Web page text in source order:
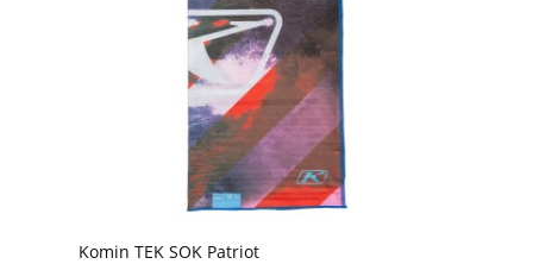
Komin TEK SOK Patriot